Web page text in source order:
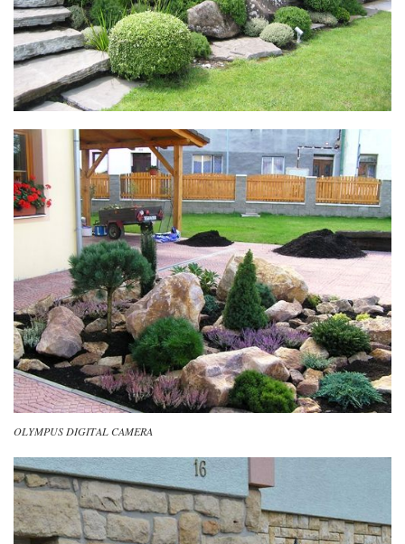
OLYMPUS DIGITAL CAMERA